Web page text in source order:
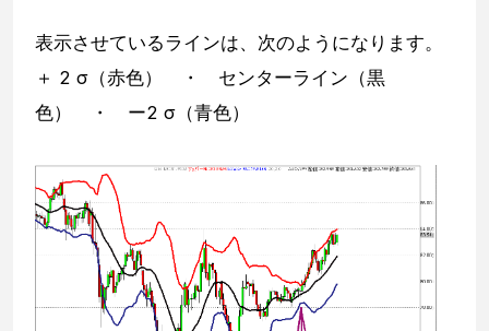
表示させているラインは、次のようになります。
＋ 2 σ（赤色） ・ センターライン（黒
色） ・ ー2 σ（青色）